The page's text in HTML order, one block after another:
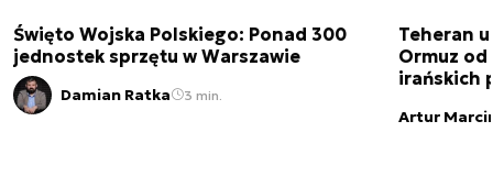
Święto Wojska Polskiego: Ponad 300
jednostek sprzętu w Warszawie
Damian Ratka 3 min.
Teheran
Ormuz
irańskich
Artur